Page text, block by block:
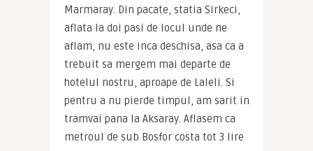
Marmaray. Din pacate, statia Sirkeci,
aflata la doi pasi de locul unde ne
aflam, nu este inca deschisa, asa ca a
trebuit sa mergem mai departe de
hotelul nostru, aproape de Laleli. Si
pentru a nu pierde timpul, am sarit in
tramvai pana la Aksaray. Aflasem ca
metroul de sub Bosfor costa tot 3 lire